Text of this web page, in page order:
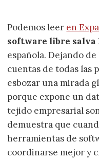
Podemos leer en
software libre salva
española. Dejando
cuentas de todas las
esbozar una mirada
porque expone un
tejido empresarial
demuestra que
herramientas de
coordinarse mejor y